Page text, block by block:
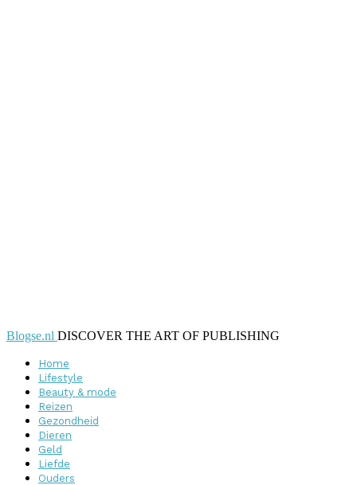
Blogse.nl DISCOVER THE ART OF PUBLISHING
Home
Lifestyle
Beauty & mode
Reizen
Gezondheid
Dieren
Geld
Liefde
Ouders